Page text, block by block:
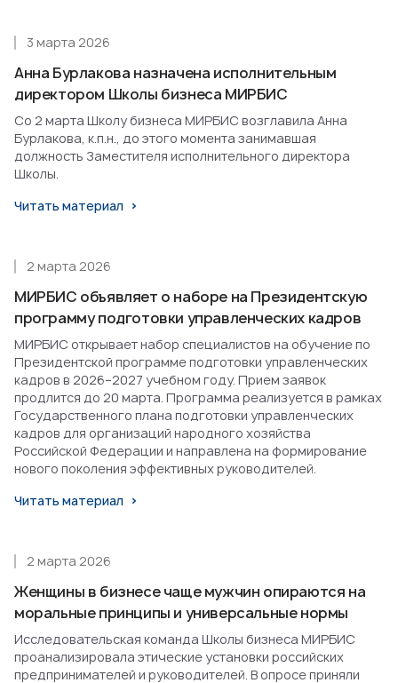
Анна Бурлакова назначена исполнительным
директором Школы бизнеса МИРБИС
3 марта 2026
Со 2 марта Школу бизнеса МИРБИС возглавила Анна
Бурлакова, к.п.н., до этого момента занимавшая
должность Заместителя исполнительного директора
Школы.
Читать материал
МИРБИС объявляет о наборе на Президентскую
программу подготовки управленческих кадров
2 марта 2026
МИРБИС открывает набор специалистов на обучение по
Президентской программе подготовки управленческих
кадров в 2026–2027 учебном году. Прием заявок
продлится до 20 марта. Программа реализуется в рамках
Государственного плана подготовки управленческих
кадров для организаций народного хозяйства
Российской Федерации и направлена на формирование
нового поколения эффективных руководителей.
Читать материал
Женщины в бизнесе чаще мужчин опираются на
моральные принципы и универсальные нормы
2 марта 2026
Исследовательская команда Школы бизнеса МИРБИС
проанализировала этические установки российских
предпринимателей и руководителей. В опросе приняли